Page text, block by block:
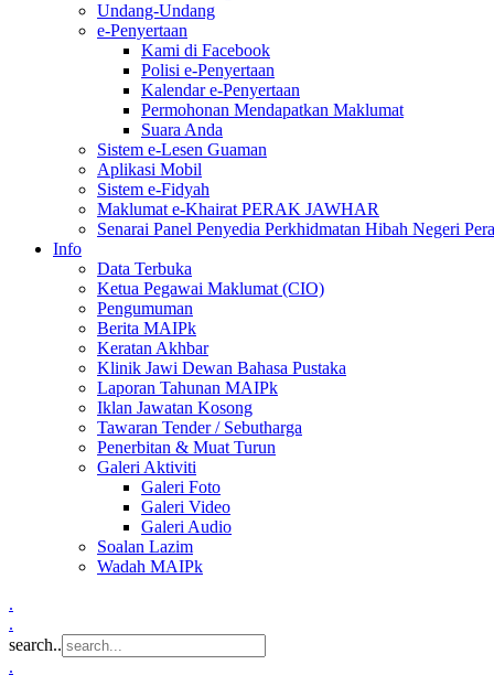
Undang-Undang
e-Penyertaan
Kami di Facebook
Polisi e-Penyertaan
Kalendar e-Penyertaan
Permohonan Mendapatkan Maklumat
Suara Anda
Sistem e-Lesen Guaman
Aplikasi Mobil
Sistem e-Fidyah
Maklumat e-Khairat PERAK JAWHAR
Senarai Panel Penyedia Perkhidmatan Hibah Negeri
Info
Data Terbuka
Ketua Pegawai Maklumat (CIO)
Pengumuman
Berita MAIPk
Keratan Akhbar
Klinik Jawi Dewan Bahasa Pustaka
Laporan Tahunan MAIPk
Iklan Jawatan Kosong
Tawaran Tender / Sebutharga
Penerbitan & Muat Turun
Galeri Aktiviti
Galeri Foto
Galeri Video
Galeri Audio
Soalan Lazim
Wadah MAIPk
.
.
search..
.